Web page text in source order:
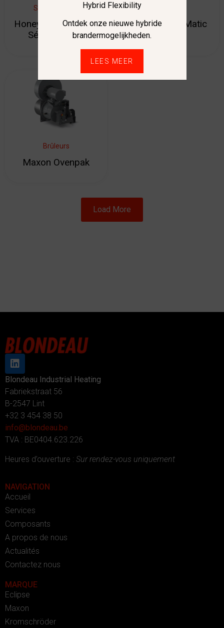
Servomoteurs
Honeywell Modutrol
Série 61 – 62
Eclipse RatioMatic
Brûleurs
Maxon Ovenpak
Load More
Blondeau Industrial Heating
Fabriekstraat 56
B-2547 Lint
+32 3 454 38 50
info@blondeau.be
TVA : BE0404.623.226
Heures d’ouverture : Sur rendez-vous uniquement
NAVIGATION
Accueil
Services
Composants
A propos de nous
Actualités
Contactez nous
MARQUE
Eclipse
Maxon
Kromschröder
Hybrid Flexibility
Ontdek onze nieuwe hybride
brandermogelijkheden.
LEES MEER